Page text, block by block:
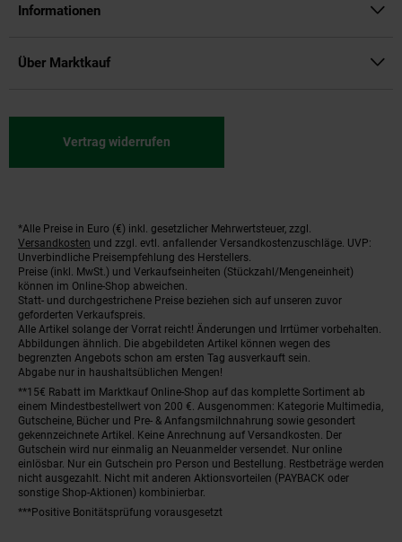
Informationen
Über Marktkauf
Vertrag widerrufen
Fußnoten
*Alle Preise in Euro (€) inkl. gesetzlicher Mehrwertsteuer, zzgl.
Versandkosten und zzgl. evtl. anfallender Versandkostenzuschläge. UVP:
Unverbindliche Preisempfehlung des Herstellers.
Preise (inkl. MwSt.) und Verkaufseinheiten (Stückzahl/Mengeneinheit)
können im Online-Shop abweichen.
Statt- und durchgestrichene Preise beziehen sich auf unseren zuvor
geforderten Verkaufspreis.
Alle Artikel solange der Vorrat reicht! Änderungen und Irrtümer vorbehalten.
Abbildungen ähnlich. Die abgebildeten Artikel können wegen des
begrenzten Angebots schon am ersten Tag ausverkauft sein.
Abgabe nur in haushaltsüblichen Mengen!
**15€ Rabatt im Marktkauf Online-Shop auf das komplette Sortiment ab
einem Mindestbestellwert von 200 €. Ausgenommen: Kategorie Multimedia,
Gutscheine, Bücher und Pre- & Anfangsmilchnahrung sowie gesondert
gekennzeichnete Artikel. Keine Anrechnung auf Versandkosten. Der
Gutschein wird nur einmalig an Neuanmelder versendet. Nur online
einlösbar. Nur ein Gutschein pro Person und Bestellung. Restbeträge werden
nicht ausgezahlt. Nicht mit anderen Aktionsvorteilen (PAYBACK oder
sonstige Shop-Aktionen) kombinierbar.
***Positive Bonitätsprüfung vorausgesetzt